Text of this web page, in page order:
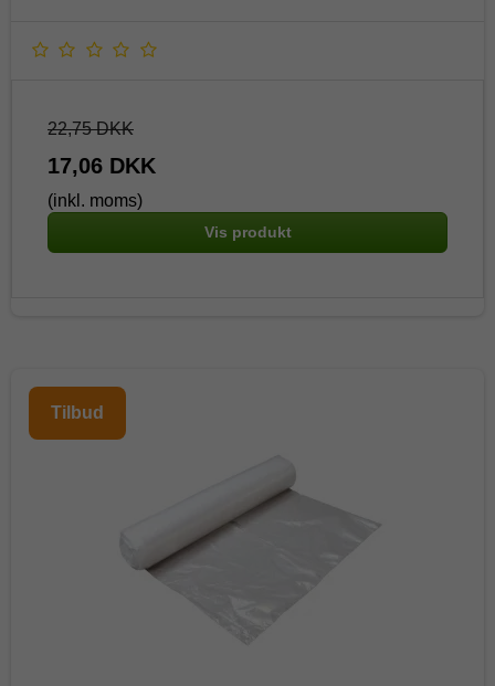
22,75 DKK
17,06 DKK
(inkl. moms)
Vis produkt
Tilbud